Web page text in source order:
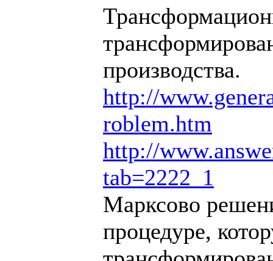
производства.
http://
roblem.htm
http://
tab=2222_1
Марксово
процедуре,